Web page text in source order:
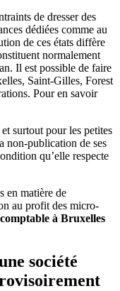
de dresser des
dédiées comme au
de ces états diffère
normalement
Il est possible de faire
Saint-Gilles, Forest
Pour en savoir
surtout pour les petites
non-publication de ses
qu’elle respecte
en matière de
au profit des micro-
comptable à Bruxelles
société